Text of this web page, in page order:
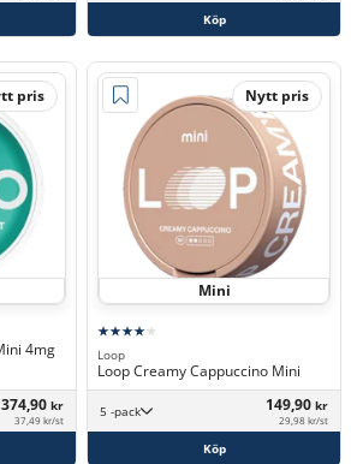
Köp
pris
4mg
374,90 kr
37,49 kr/st
Nytt pris
Mini
Loop
Loop Creamy Cappuccino Mini
5 -pack 149,90 kr
29,98 kr/st
Köp